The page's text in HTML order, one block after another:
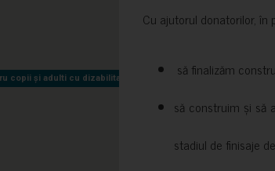
copii și adulti cu dizabilitati neuromotorii Sfântul Nectarie
copii și adulti cu dizabilitati neuromotorii Sfântul Nectarie
Cu ajutorul donatorilor,
să finalizăm
să construim și să
stadiul de finisaje